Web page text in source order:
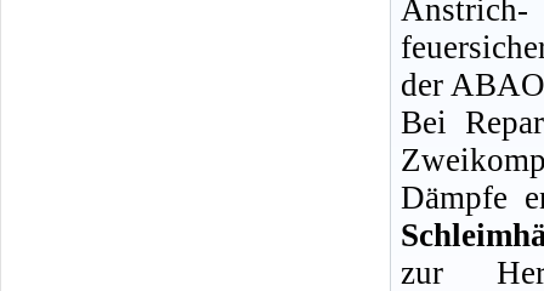
der
Bei
Dämpfe
zur